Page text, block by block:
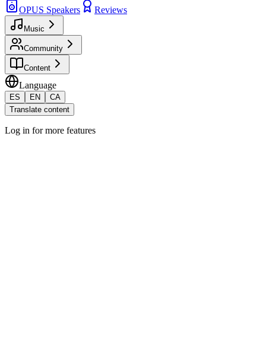
OPUS Speakers
Reviews
Music
Community
Content
Language
ES EN
CA
Translate content
Log in for more features